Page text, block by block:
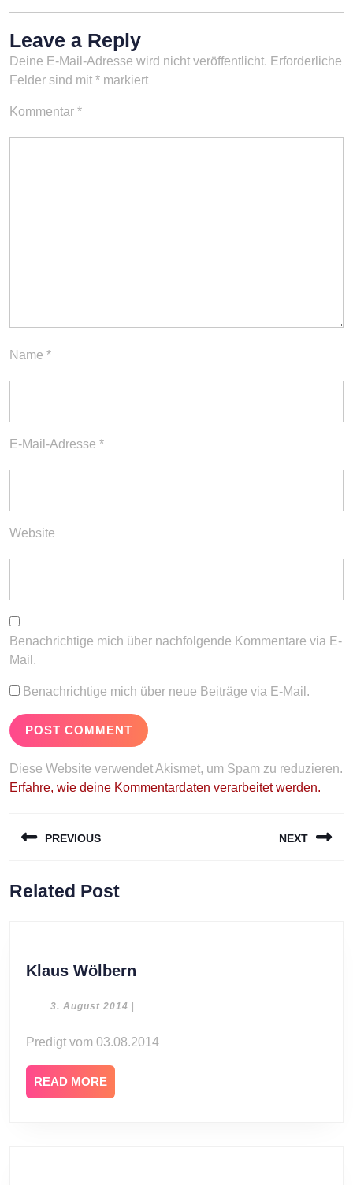
Leave a Reply
Deine E-Mail-Adresse wird nicht veröffentlicht. Erforderliche
Felder sind mit * markiert
Kommentar *
Name *
E-Mail-Adresse *
Website
Benachrichtige mich über nachfolgende Kommentare via E-
Mail.
Benachrichtige mich über neue Beiträge via E-Mail.
Diese Website verwendet Akismet, um Spam zu reduzieren.
Erfahre, wie deine Kommentardaten verarbeitet werden.
PREVIOUS
post:
NEXT
Related Post
Klaus Wölbern
3. August 2014 3.|
Predigt vom 03.08.2014
READ MORE
MORE